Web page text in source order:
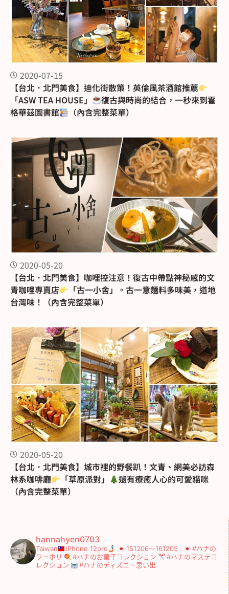
hannahyen0703
Taiwan iPhone 12pro 151206～161205 .
#ハナの
ワーホリ
#ハナのお菓子コレクション
#ハナのマステコ
レクション
#ハナのディズニー思い出
2020-07-15
【台北．北門美食】迪化街散策！英倫風茶酒館推薦
「ASW TEA HOUSE」
復古與時尚的結合，一秒來到霍
格華茲圖書館
（內含完整菜單）
2020-05-20
【台北．北門美食】咖哩控注意！復古中帶點神秘感的文
青咖哩專賣店
「古一小舍」。古一意麵料多味美，道地
台灣味！（內含完整菜單）
2020-05-20
【台北．北門美食】城市裡的野餐趴！文青、網美必訪森
林系咖啡廳
「草原派對」
還有療癒人心的可愛貓咪
（內含完整菜單）